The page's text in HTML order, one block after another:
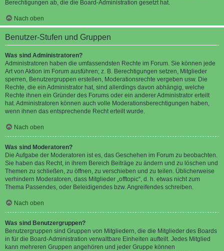
Berechtigungen ab, die die Board-Administration gesetzt hat.
Nach oben
Benutzer-Stufen und Gruppen
Was sind Administratoren?
Administratoren haben die umfassendsten Rechte im Forum. Sie können jede
Art von Aktion im Forum ausführen; z. B. Berechtigungen setzen, Mitglieder
sperren, Benutzergruppen erstellen, Moderationsrechte vergeben usw. Die
Rechte, die ein Administrator hat, sind allerdings davon abhängig, welche
Rechte ihnen ein Gründer des Forums oder ein anderer Administrator erteilt
hat. Administratoren können auch volle Moderationsberechtigungen haben,
wenn ihnen das entsprechende Recht erteilt wurde.
Nach oben
Was sind Moderatoren?
Die Aufgabe der Moderatoren ist es, das Geschehen im Forum zu beobachten.
Sie haben das Recht, in ihrem Bereich Beiträge zu ändern und zu löschen und
Themen zu schließen, zu öffnen, zu verschieben und zu teilen. Üblicherweise
verhindern Moderatoren, dass Mitglieder „offtopic“, d. h. etwas nicht zum
Thema Passendes, oder Beleidigendes bzw. Angreifendes schreiben.
Nach oben
Was sind Benutzergruppen?
Benutzergruppen sind Gruppen von Mitgliedern, die die Mitglieder des Boards
in für die Board-Administration verwaltbare Einheiten aufteilt. Jedes Mitglied
kann mehreren Gruppen angehören und jeder Gruppe können